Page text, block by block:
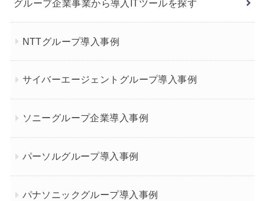
グループ企業事業から導入ITツールを探す
NTTグループ導入事例
サイバーエージェントグループ導入事例
ソニーグループ企業導入事例
パーソルグループ導入事例
パナソニックグループ導入事例